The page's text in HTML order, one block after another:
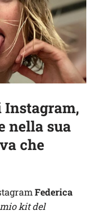
Instagram,
nella sua
che
Federica
kit del